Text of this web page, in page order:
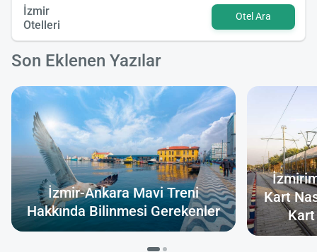
İzmir
Otelleri
Otel Ara
Son Eklenen Yazılar
İzmir-Ankara Mavi Treni
Hakkında Bilinmesi Gerekenler
Kart